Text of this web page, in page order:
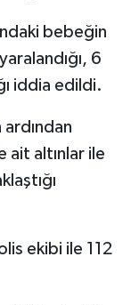
bebeğin
6
iddia edildi.
ait altınlar ile
ekibi ile 112